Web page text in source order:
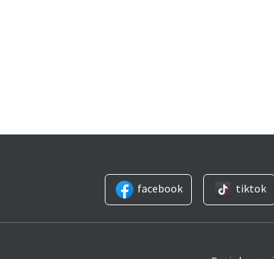
facebook
tiktok